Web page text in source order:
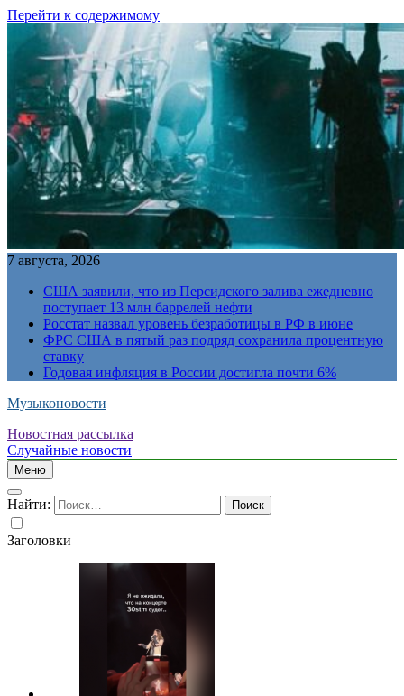
Перейти к содержимому
7 августа, 2026
США заявили, что из Персидского залива ежедневно
поступает 13 млн баррелей нефти
Росстат назвал уровень безработицы в РФ в июне
ФРС США в пятый раз подряд сохранила процентную
ставку
Годовая инфляция в России достигла почти 6%
Музыконовости
Новостная рассылка
Случайные новости
Меню
Найти:
Заголовки